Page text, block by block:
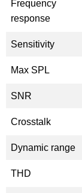
Frequency
response
Sensitivity
Max SPL
SNR
Crosstalk
Dynamic range
THD